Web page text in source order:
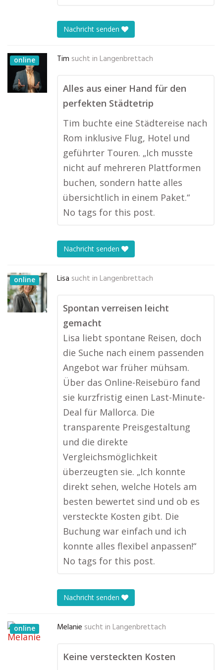
Nachricht senden
online Tim sucht in Langenbrettach
Alles aus einer Hand für den
perfekten Städtetrip
Tim buchte eine Städtereise nach
Rom inklusive Flug, Hotel und
geführter Touren. „Ich musste
nicht auf mehreren Plattformen
buchen, sondern hatte alles
übersichtlich in einem Paket.“
No tags for this post.
Nachricht senden
online Lisa sucht in Langenbrettach
Spontan verreisen leicht
gemacht
Lisa liebt spontane Reisen, doch
die Suche nach einem passenden
Angebot war früher mühsam.
Über das Online-Reisebüro fand
sie kurzfristig einen Last-Minute-
Deal für Mallorca. Die
transparente Preisgestaltung
und die direkte
Vergleichsmöglichkeit
überzeugten sie. „Ich konnte
direkt sehen, welche Hotels am
besten bewertet sind und ob es
versteckte Kosten gibt. Die
Buchung war einfach und ich
konnte alles flexibel anpassen!“
No tags for this post.
Nachricht senden
online Melanie sucht in Langenbrettach
Keine versteckten Kosten